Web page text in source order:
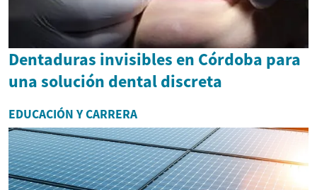
Dentaduras invisibles en Córdoba para
una solución dental discreta
EDUCACIÓN Y CARRERA